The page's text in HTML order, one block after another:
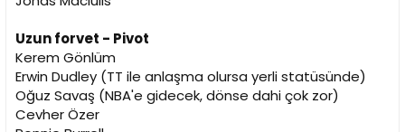
Uzun forvet - Pivot
Kerem Gönlüm
Erwin Dudley (TT ile anlaşma olursa yerli statüsünde)
Oğuz Savaş (NBA'e gidecek, dönse dahi çok zor)
Cevher Özer